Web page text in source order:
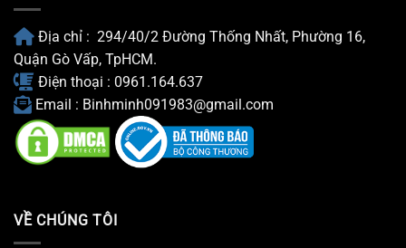
Địa chỉ : 294/40/2 Đường Thống Nhất, Phường 16,
Quận Gò Vấp, TpHCM.
Điện thoại : 0961.164.637
Email : Binhminh091983@gmail.com
VỀ CHÚNG TÔI